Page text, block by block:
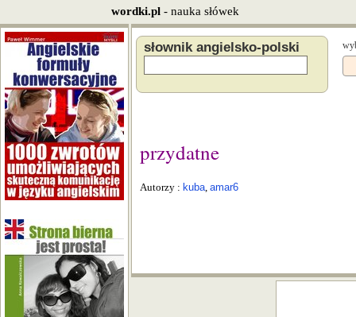
wordki.pl - nauka słówek
słownik angielsko-polski
przydatne
Autorzy : kuba, amar6